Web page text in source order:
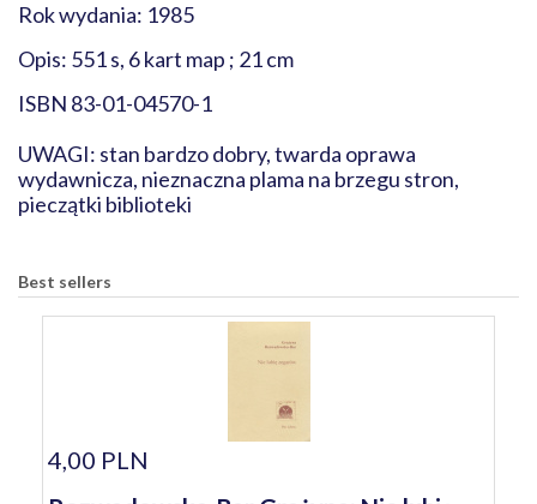
Rok wydania: 1985
Opis: 551 s, 6 kart map ; 21 cm
ISBN 83-01-04570-1
UWAGI: stan bardzo dobry, twarda oprawa
wydawnicza, nieznaczna plama na brzegu stron,
pieczątki biblioteki
Best sellers
4,00 PLN